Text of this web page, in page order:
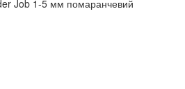
Job 1-5 мм помаранчевий